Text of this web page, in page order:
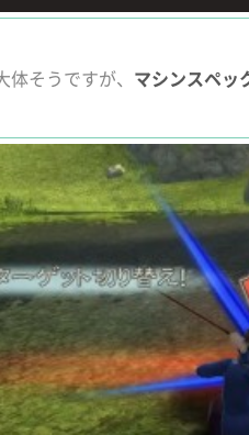
そうですが、 マシンスペッ